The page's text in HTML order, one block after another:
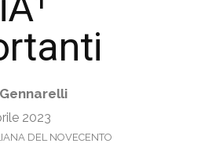
2023
DEL NOVECENTO